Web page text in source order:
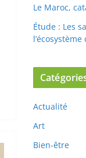
Le Maroc,
Étude : Les
Actualité
Art
Bien-être